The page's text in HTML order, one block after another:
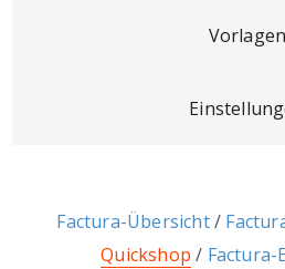
Vorlagen
Factura-Übersicht/
Quickshop / Factura-